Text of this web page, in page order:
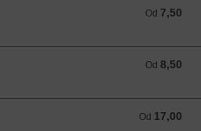
Od 7,50
Od 7,50 EUR
Od 8,50
Od 8,50 EUR
Od 17,00
Od 17,00 EUR